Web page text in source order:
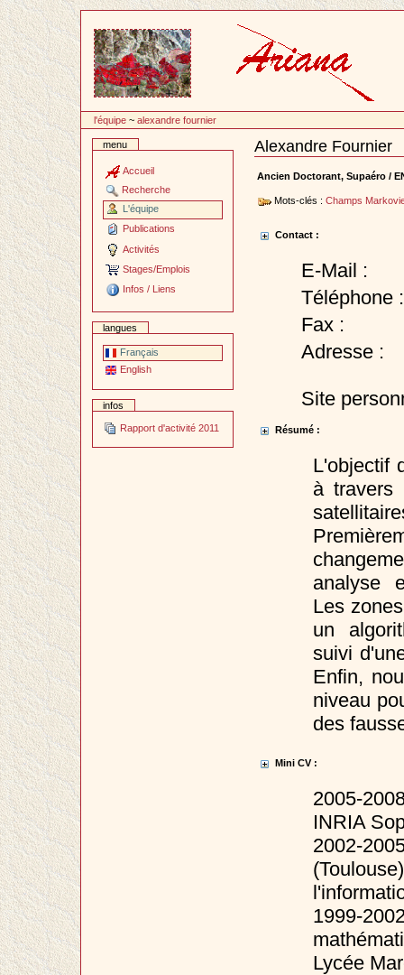
contenu
l'équipe ~alexandre fournier
menu
Accueil
Recherche
L'équipe
Publications
Activités
Stages/Emplois
Infos / Liens
langues
Français
English
infos
Rapport d'activité 2011
Alexandre Fournier
Document
Actions
Ancien Doctorant, Supaéro /
Mots-clés :Champs
Contact :
E-Mail :
Téléphone :
Fax :
Adresse :
Site
Résumé :
L'objectif
à travers
analyse
Les
un
suivi
Enfin,
niveau
des
Mini CV :
2005-
INRIA
2002-
1999-
Lycée